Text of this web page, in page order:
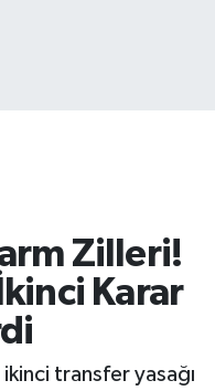
Zilleri!
Karar
transfer yasağı